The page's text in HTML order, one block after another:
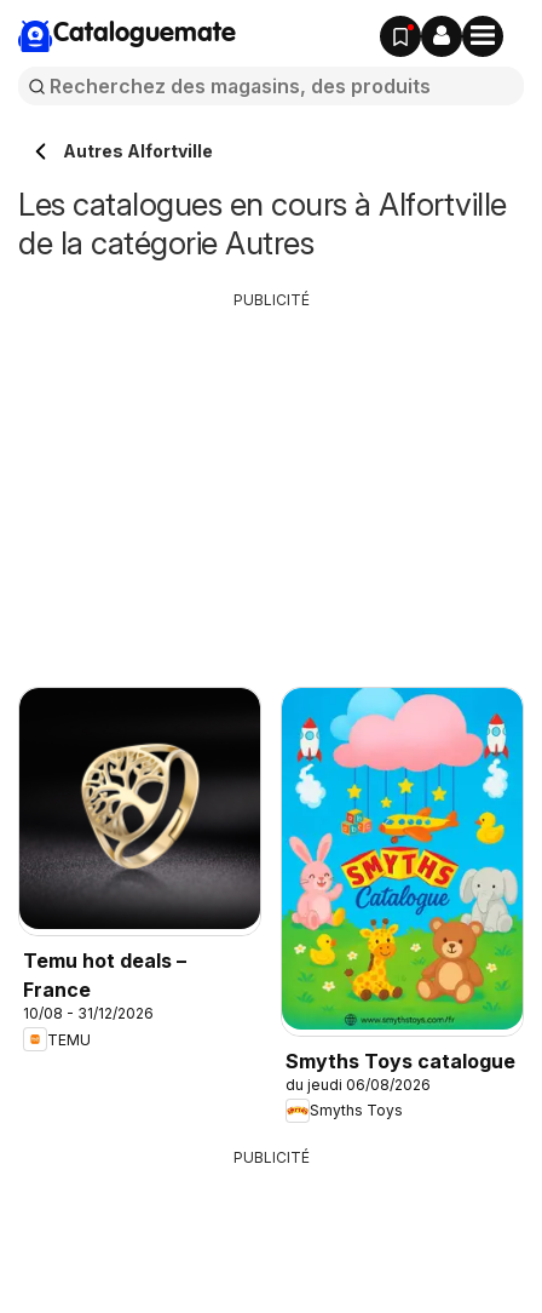
Cataloguemate
Autres Alfortville
Les catalogues en cours à Alfortville
de la catégorie Autres
Temu hot deals –
France
10/08 - 31/12/2026
TEMU
Smyths Toys catalogue
du jeudi 06/08/2026
Smyths Toys
PUBLICITÉ
PUBLICITÉ